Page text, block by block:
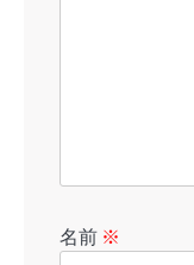
名前 ※